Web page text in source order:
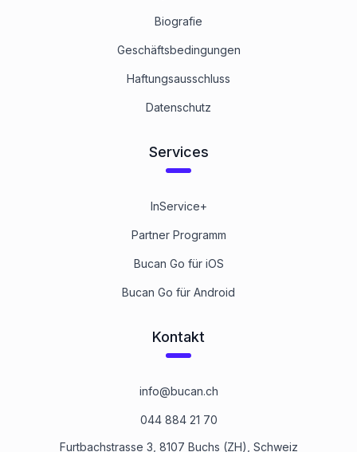
Biografie
Geschäftsbedingungen
Haftungsausschluss
Datenschutz
Services
InService+
Partner Programm
Bucan Go für iOS
Bucan Go für Android
Kontakt
info@bucan.ch
044 884 21 70
Furtbachstrasse 3, 8107 Buchs (ZH), Schweiz